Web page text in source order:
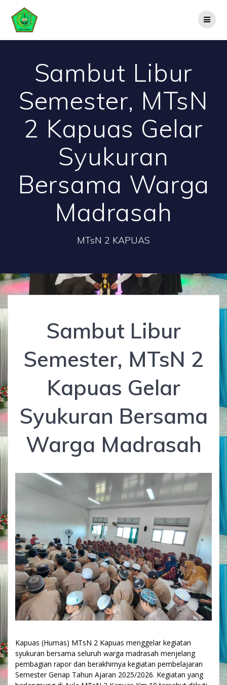
Sambut Libur
Semester, MTsN
2 Kapuas Gelar
Syukuran
Bersama Warga
Madrasah
MTsN 2 KAPUAS
Sambut Libur
Semester, MTsN 2
Kapuas Gelar
Syukuran Bersama
Warga Madrasah
Kapuas (Humas) MTsN 2 Kapuas menggelar kegiatan
syukuran bersama seluruh warga madrasah menjelang
pembagian rapor dan berakhirnya kegiatan pembelajaran
Semester Genap Tahun Ajaran 2025/2026. Kegiatan yang